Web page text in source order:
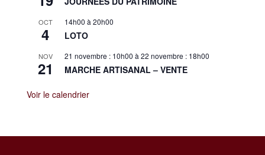
OCT
4
14h00 à 20h00
LOTO
NOV
21
21 novembre : 10h00 à 22 novembre : 18h00
MARCHE ARTISANAL – VENTE
Voir le calendrier